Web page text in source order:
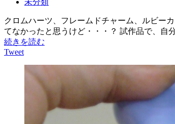
未分類
クロムハーツ、フレームドチャーム、ルビー
てなかったと思うけど・・・？ 試作品で、自
続きを読む
Tweet